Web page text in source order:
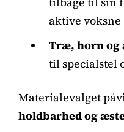
aktive voksne
Træ, horn og
til specialstel
Materialevalget
holdbarhed og